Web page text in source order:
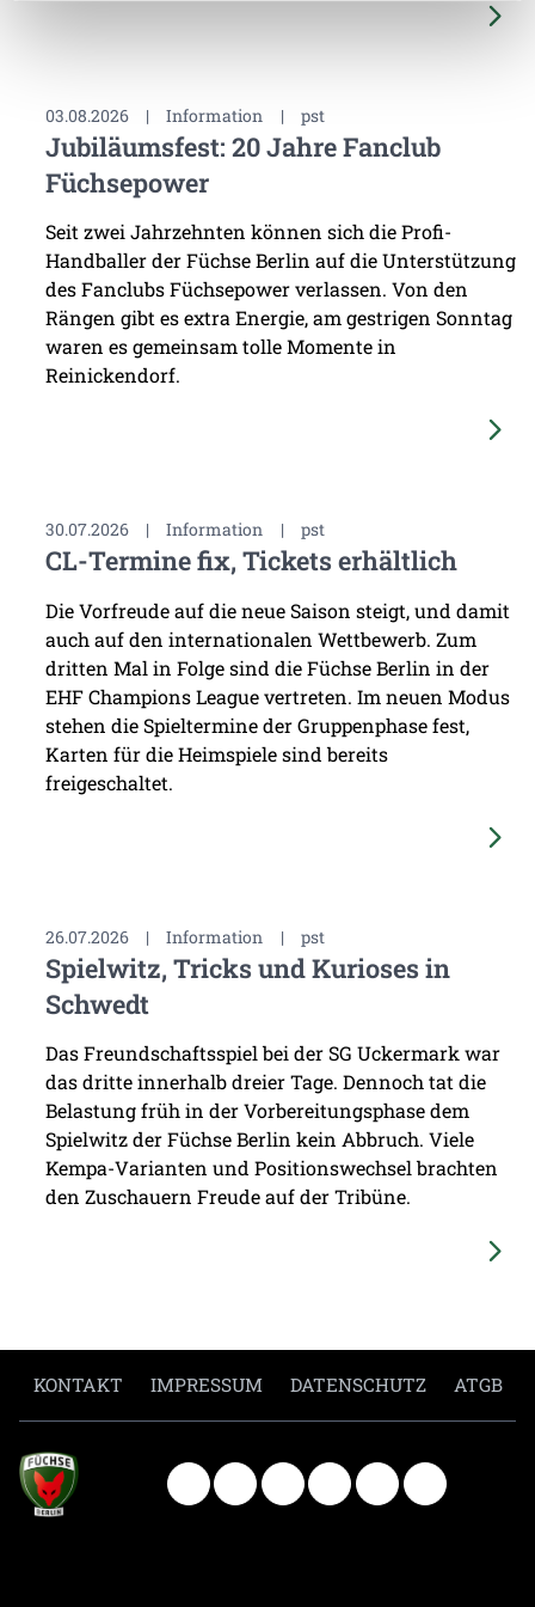
03.08.2026 | Information | pst
Jubiläumsfest: 20 Jahre Fanclub
Füchsepower
Seit zwei Jahrzehnten können sich die Profi-
Handballer der Füchse Berlin auf die Unterstützung
des Fanclubs Füchsepower verlassen. Von den
Rängen gibt es extra Energie, am gestrigen Sonntag
waren es gemeinsam tolle Momente in
Reinickendorf.
30.07.2026 | Information | pst
CL-Termine fix, Tickets erhältlich
Die Vorfreude auf die neue Saison steigt, und damit
auch auf den internationalen Wettbewerb. Zum
dritten Mal in Folge sind die Füchse Berlin in der
EHF Champions League vertreten. Im neuen Modus
stehen die Spieltermine der Gruppenphase fest,
Karten für die Heimspiele sind bereits
freigeschaltet.
26.07.2026 | Information | pst
Spielwitz, Tricks und Kurioses in
Schwedt
Das Freundschaftsspiel bei der SG Uckermark war
das dritte innerhalb dreier Tage. Dennoch tat die
Belastung früh in der Vorbereitungsphase dem
Spielwitz der Füchse Berlin kein Abbruch. Viele
Kempa-Varianten und Positionswechsel brachten
den Zuschauern Freude auf der Tribüne.
KONTAKT IMPRESSUM DATENSCHUTZ ATGB